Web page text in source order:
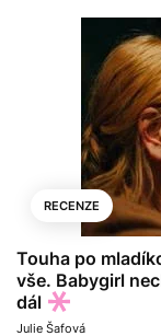
RECENZE
Touha po
vše. Babygirl
dál
Julie Šafová